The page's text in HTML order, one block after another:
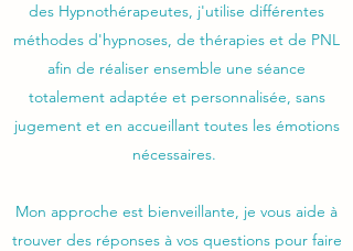
des Hypnothérapeutes, j'utilise différentes
méthodes d'hypnoses, de thérapies et de PNL
afin de réaliser ensemble une séance
totalement adaptée et personnalisée, sans
jugement et en accueillant toutes les émotions
nécessaires.
Mon approche est bienveillante, je vous aide à
trouver des réponses à vos questions pour faire